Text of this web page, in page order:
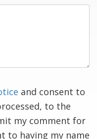
and consent to
to the
my comment for
to having my name